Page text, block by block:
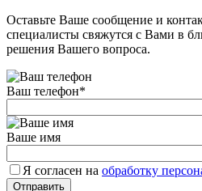
Оставьте Ваше сообщение и
специалисты свяжутся с Вами в
решения Вашего вопроса.
Ваш телефон*
Ваше имя
Я согласен на обработку